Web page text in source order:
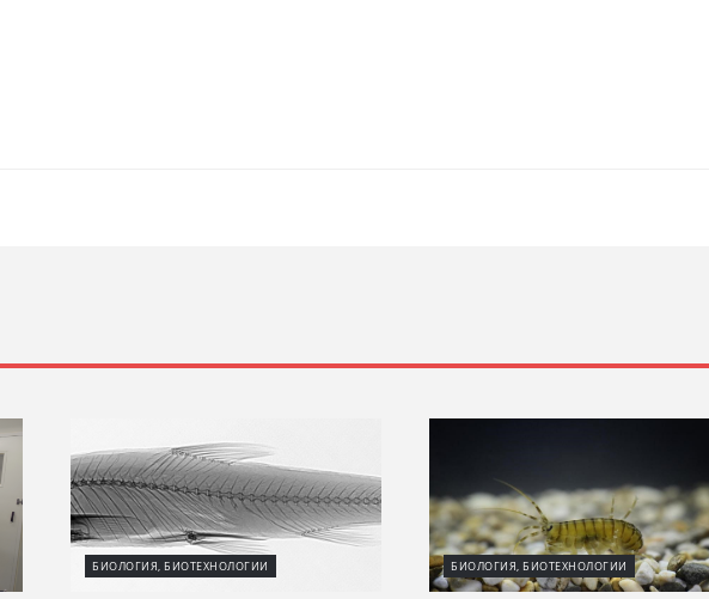
БИОЛОГИЯ, БИОТЕХНОЛОГИИ БИОЛОГИЯ, БИОТЕХНОЛОГИИ